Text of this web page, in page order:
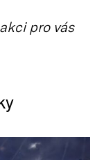
pro vás